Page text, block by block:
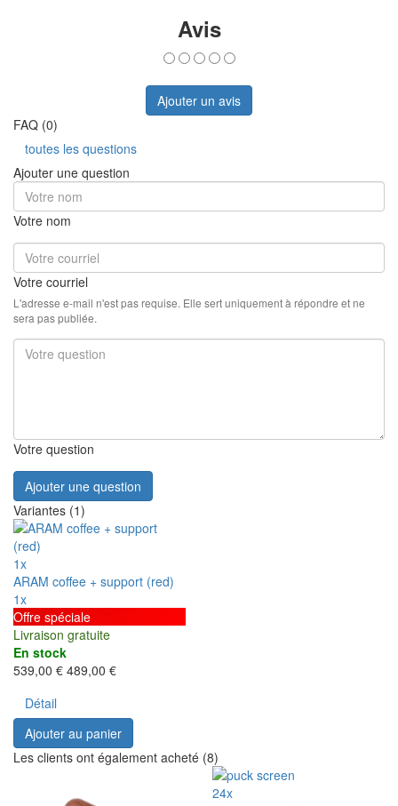
Avis
Ajouter un avis
FAQ (0)
toutes les questions
Ajouter une question
Votre nom
Votre courriel
L'adresse e-mail n'est pas requise. Elle sert uniquement à répondre et ne
sera pas publiée.
Votre question
Ajouter une question
Variantes (1)
1x
ARAM coffee + support (red)
1x
Offre spéciale
Livraison gratuite
En stock
539,00 € 489,00 €
Détail
Ajouter au panier
Les clients ont également acheté (8)
24x